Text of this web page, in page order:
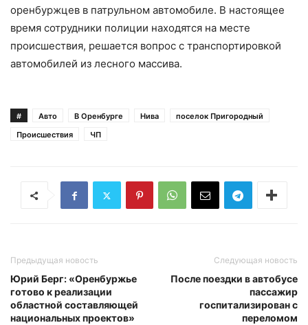
оренбуржцев в патрульном автомобиле. В настоящее
время сотрудники полиции находятся на месте
происшествия, решается вопрос с транспортировкой
автомобилей из лесного массива.
# Авто В Оренбурге Нива
поселок Пригородный
Происшествия
ЧП
Предыдущая новость
Юрий Берг: «Оренбуржье
готово к реализации
областной составляющей
национальных проектов»
Следующая новость
После поездки в автобусе
пассажир
госпитализирован с
переломом